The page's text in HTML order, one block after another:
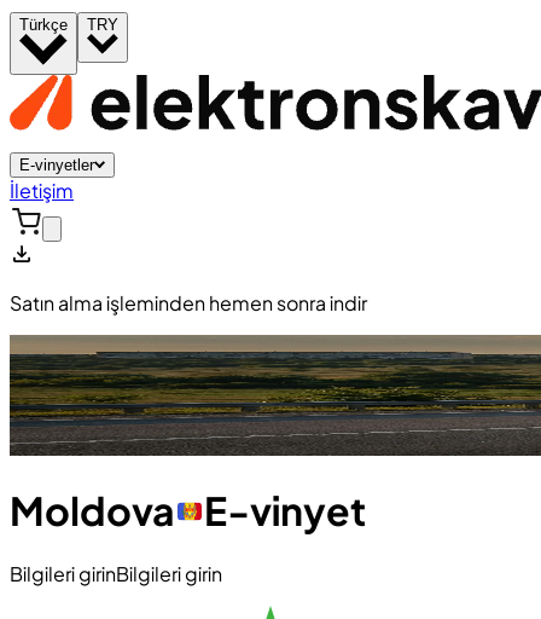
Türkçe TRY
E-vinyetler
İletişim
Satın alma işleminden hemen sonra indir
Moldova E-vinyet
Bilgileri girinBilgileri girin